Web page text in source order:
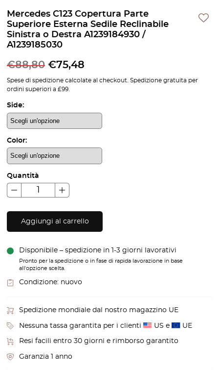
Mercedes C123 Copertura Parte
Superiore Esterna Sedile Reclinabile
Sinistra o Destra A1239184930 /
A1239185030
€88,80 €75,48
Spese di spedizione calcolate al checkout. Spedizione gratuita per
ordini superiori a £99.
Side:
Color:
Quantità
Aggiungi al carrello
Disponibile – spedizione in 1-3 giorni lavorativi
Pronto per la spedizione o in fase di rapida lavorazione in base
all'opzione scelta.
Condizione: nuovo
Spedizione mondiale dal nostro magazzino UE
Nessuna tassa garantita per i clienti US e UE
Resi facili entro 30 giorni e rimborso garantito
Garanzia 1 anno